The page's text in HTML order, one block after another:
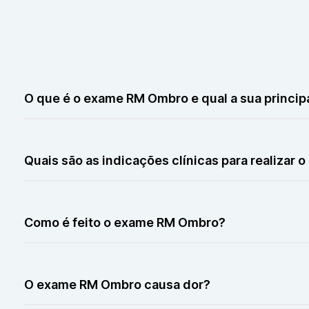
O que é o exame RM Ombro e qual a sua
útil para diagnosticar lesões como tendinites, rupturas,
Quais são as indicações clínicas para realizar o
Também é usada para avaliar sequelas pós-traumáticas
Como é feito o exame RM Ombro?
alguns casos, pode haver necessidade de contraste
O exame RM Ombro causa dor?